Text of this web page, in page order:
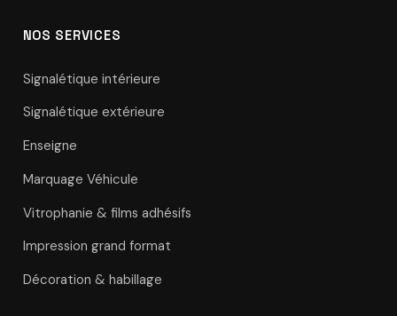
NOS SERVICES
Signalétique intérieure
Signalétique extérieure
Enseigne
Marquage Véhicule
Vitrophanie & films adhésifs
Impression grand format
Décoration & habillage